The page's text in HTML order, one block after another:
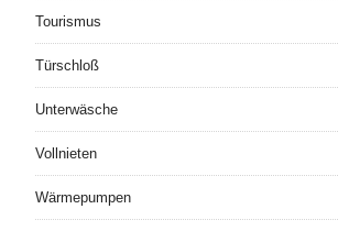
Tourismus
Türschloß
Unterwäsche
Vollnieten
Wärmepumpen